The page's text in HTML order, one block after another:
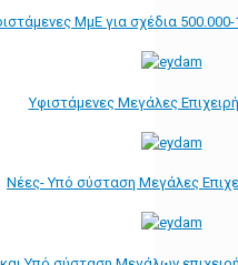
ΜμΕ για σχέδια
Υφιστάμενες Μεγάλες
Νέες- Υπό σύσταση Μεγάλες